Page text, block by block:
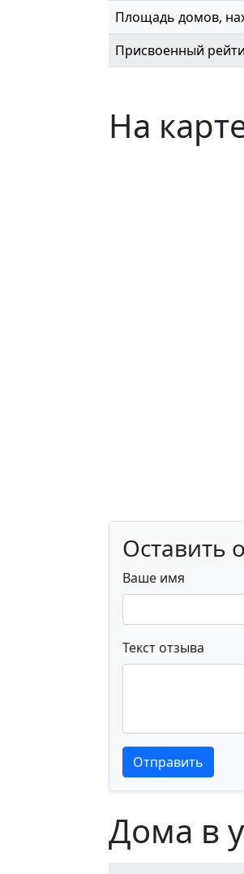
Площадь домов,
Присвоенный
На
Оставить
Ваше имя
Текст отзыва
Текст отзыва
Текст отзыва
Отправить
Дома в